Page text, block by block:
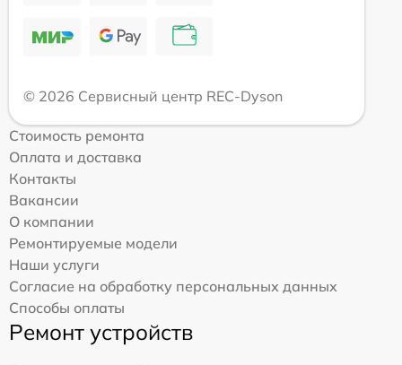
© 2026 Сервисный центр REC-Dyson
Стоимость ремонта
Оплата и доставка
Контакты
Вакансии
О компании
Ремонтируемые модели
Наши услуги
Согласие на обработку персональных данных
Способы оплаты
Ремонт устройств